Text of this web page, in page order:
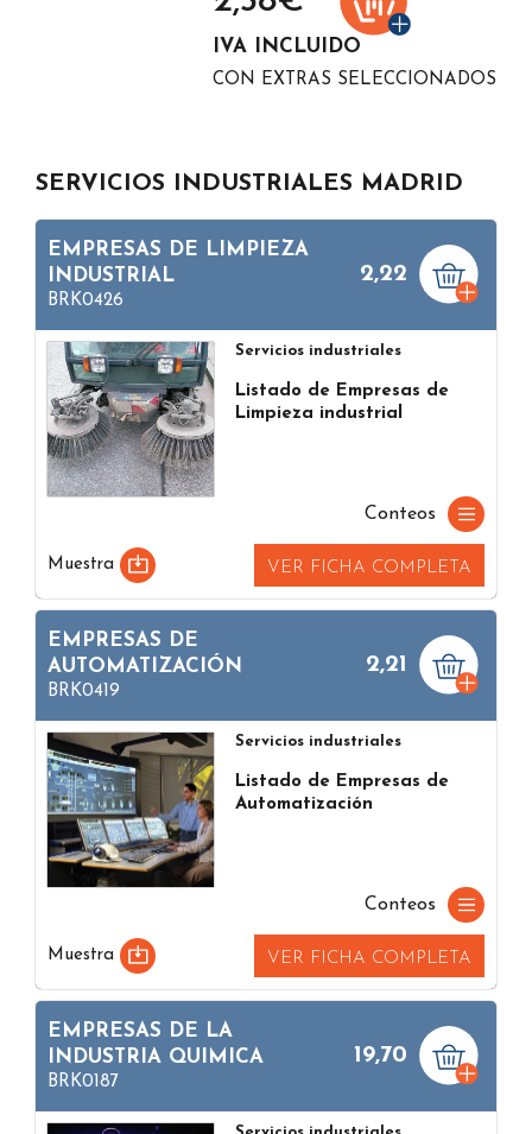
IVA INCLUIDO
CON EXTRAS SELECCIONADOS
SERVICIOS INDUSTRIALES MADRID
EMPRESAS DE LIMPIEZA
INDUSTRIAL
BRK0426
2,22
Servicios industriales
Listado de Empresas de
Limpieza industrial
Conteos
Muestra VER FICHA COMPLETA
EMPRESAS DE
AUTOMATIZACIÓN
BRK0419
2,21
Servicios industriales
Listado de Empresas de
Automatización
Conteos
Muestra VER FICHA COMPLETA
EMPRESAS DE LA
INDUSTRIA QUIMICA
BRK0187
19,70